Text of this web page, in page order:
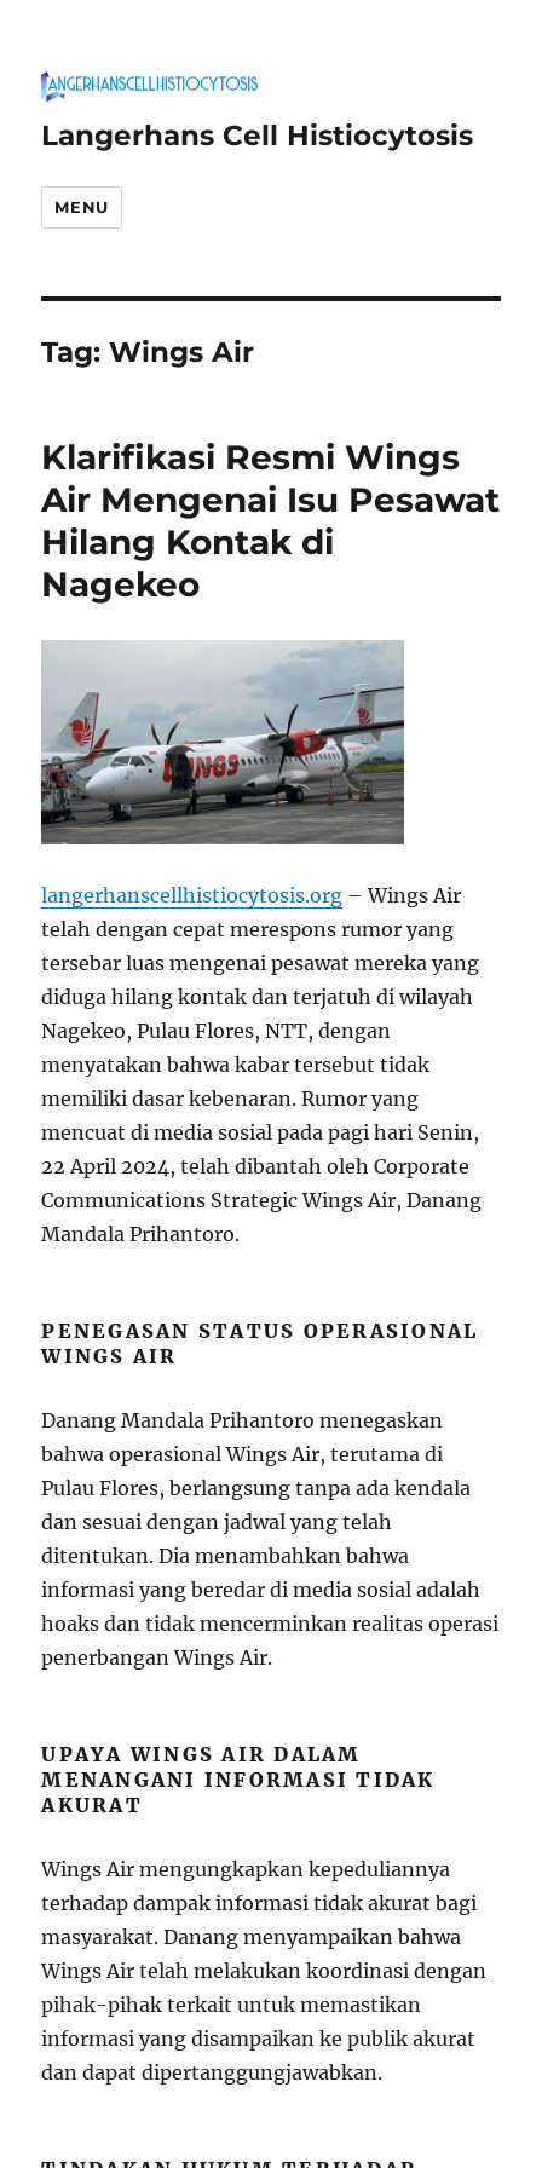
Langerhans Cell Histiocytosis
MENU
Tag:Wings Air
Klarifikasi Resmi Wings
Air Mengenai Isu Pesawat
Hilang Kontak di
Nagekeo
langerhanscellhistiocytosis.org – Wings Air
telah dengan cepat merespons rumor yang
tersebar luas mengenai pesawat mereka yang
diduga hilang kontak dan terjatuh di wilayah
Nagekeo, Pulau Flores, NTT, dengan
menyatakan bahwa kabar tersebut tidak
memiliki dasar kebenaran. Rumor yang
mencuat di media sosial pada pagi hari Senin,
22 April 2024, telah dibantah oleh Corporate
Communications Strategic Wings Air, Danang
Mandala Prihantoro.
PENEGASAN STATUS OPERASIONAL
WINGS AIR
Danang Mandala Prihantoro menegaskan
bahwa operasional Wings Air, terutama di
Pulau Flores, berlangsung tanpa ada kendala
dan sesuai dengan jadwal yang telah
ditentukan. Dia menambahkan bahwa
informasi yang beredar di media sosial adalah
hoaks dan tidak mencerminkan realitas operasi
penerbangan Wings Air.
UPAYA WINGS AIR DALAM
MENANGANI INFORMASI TIDAK
AKURAT
Wings Air mengungkapkan kepeduliannya
terhadap dampak informasi tidak akurat bagi
masyarakat. Danang menyampaikan bahwa
Wings Air telah melakukan koordinasi dengan
pihak-pihak terkait untuk memastikan
informasi yang disampaikan ke publik akurat
dan dapat dipertanggungjawabkan.